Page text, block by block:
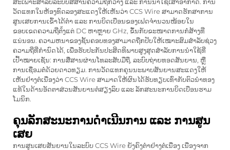
ວັດແທກໃນຫ້ອງທົດລອງສະແດງໃຫ້ເຫັນວ່າ CCS Wire ສາມາດຮັກສາການ
ສູນເສຍການເຂົ້າໄດ້ຕ່ຳ ແລະ ການບິດເບືອນຂອງເຟດຈຳນວນໜ້ອຍໃນ
ຂອບເຂດຄວາມຖີ່ຕั้ງແຕ່ DC ຫາຫຼາຍ GHz, ຂຶ້ນກັບຂະໜາດການກໍ່ສ້າງທີ່
ແນ່ນອນ. ຄວາມຫນາຂອງຊັ້ນຄອບທອງສາມາດຖືກປັບໃຫ້ເໝາະສົມສຳລັບຊ່ວງ
ຄວາມຖີ່ທີ່ກຳນົດໄດ້, ເພື່ອຮັບປະກັນປະສິດທິພາບສູງສຸດສຳລັບການນຳໃຊ້ທີ່
ເປົ້າໝາຍເຊັ່ນ: ການສື່ສານຜ່ານໂທລະສັບມືຖື, ລະບົບຖ່າຍທອດສັນຍານ, ຫຼື
ການເຊື່ອມຕໍ່ດ້ວຍດາວທຽມ. ການວັດແທກຄຸນນະພາບສັນຍານສະແດງໃຫ້
ເຫັນຢ່າງຕໍ່ເນື່ອງວ່າ CCS Wire ສາມາດໃຫ້ຜົນໄດ້ຮັບທຽບເທົ່າກັບຕົວນຳທອງ
ແທ້ໃນດ້ານອັດຕາສ່ວນສັນຍານຕໍ່ສຽງລົບ ແລະ ລັກສະນະການບິດເບືອນຮາມ
ໂມນິກ.
ຄຸນລັກສະນະການດຳເນີນການ ແລະ ການສູນ
ເສຍ
ການສູນເສຍສັນຍານໃນລະບົບ CCS Wire ຍັງຄົງຕ່ຳຢ່າງຕໍ່ເນື່ອງ ເນື່ອງຈາກ